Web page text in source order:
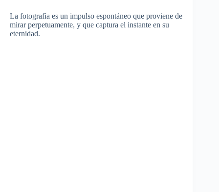
La fotografía es un impulso espontáneo que proviene de
mirar perpetuamente, y que captura el instante en su
eternidad.